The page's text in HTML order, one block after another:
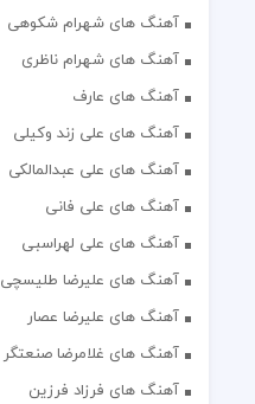
آهنگ های شهرام شکوهی
آهنگ های شهرام ناظری
آهنگ های عارف
آهنگ های علی زند وکیلی
آهنگ های علی عبدالمالکی
آهنگ های علی فانی
آهنگ های علی لهراسبی
آهنگ های علیرضا طلیسچی
آهنگ های علیرضا عصار
آهنگ های غلامرضا صنعتگر
آهنگ های فرزاد فرزین